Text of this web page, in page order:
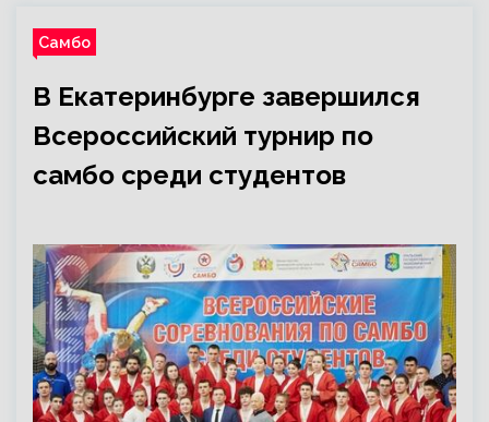
Самбо
В Екатеринбурге завершился
Всероссийский турнир по
самбо среди студентов